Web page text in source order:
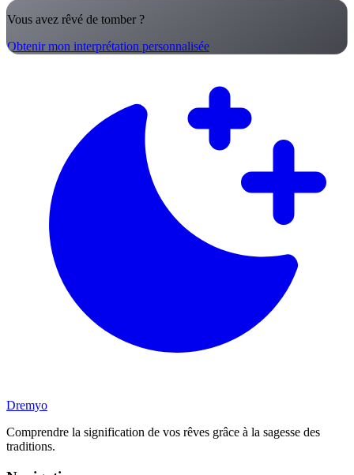
Vous avez rêvé de tomber ?
Obtenir mon interprétation personnalisée
Dremyo
Comprendre la signification de vos rêves grâce à la sagesse des
traditions.